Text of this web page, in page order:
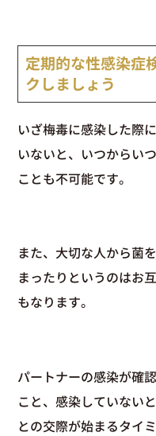
定期的な性感染症
クしましょう
いざ梅毒に感染した際
いないと、いつからい
ことも不可能です。
また、大切な人から菌
まったりというのはお
もなります。
パートナーの感染が確
こと、感染していない
との交際が始まるタイ